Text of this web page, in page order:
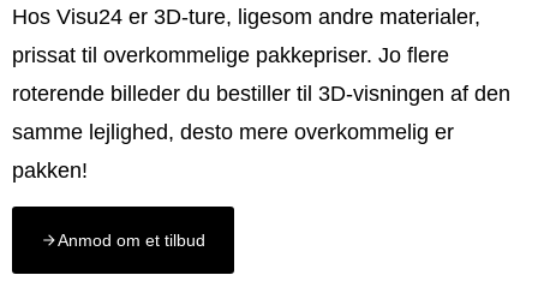
Hos Visu24 er 3D-ture, ligesom andre materialer,
prissat til overkommelige pakkepriser. Jo flere
roterende billeder du bestiller til 3D-visningen af den
samme lejlighed, desto mere overkommelig er
pakken!
Anmod om et tilbud